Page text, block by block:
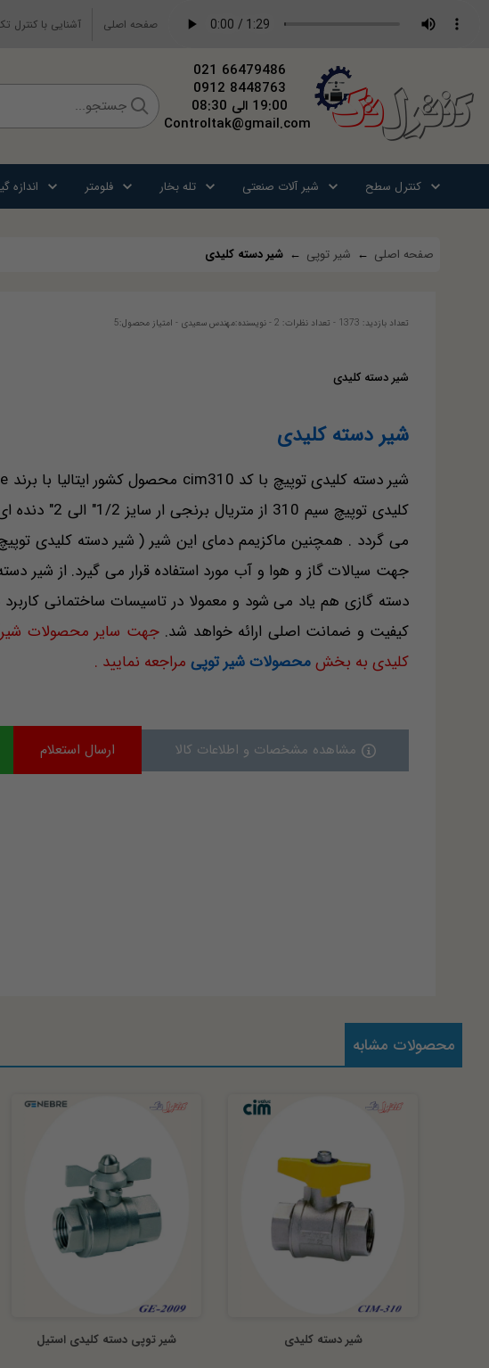
کنترلتک
66479486 021
8448763 0912
19:00 الی 08:30
Controltak@gmail.com
صفحه اصلی آشنایی با کنترل
کنترل سطح شیر آلات صنعتی تله بخار فلومتر اندازه
صفحه اصلی ← شیر توپی ← شیر دسته کلیدی
تعداد بازدید: 1373 - تعداد نظرات: 2 - نویسنده:مهندس سعیدی - امتیاز محصول:5
شیر دسته کلیدی
شیر دسته کلیدی
کلیدی توپیچ سیم 310 از متریال برنجی ار سایز 1/2" الی 2" دنده ای و ماکزیمم فشار
جهت سیالات گاز و هوا و آب مورد استفاده قرار می گیرد. از شیر
دسته گازی هم یاد می شود و معمولا در تاسیسات ساختمانی کاربرد
کیفیت و ضمانت اصلی ارائه خواهد شد.جهت سایر محصولات
کلیدی به بخشمحصولات شیر توپی مراجعه نمایید .
مشاهده مشخصات و اطلاعات کالا ارسال استعلام
محصولات مشابه
شیر دسته کلیدی شیر توپی دسته کلیدی استیل